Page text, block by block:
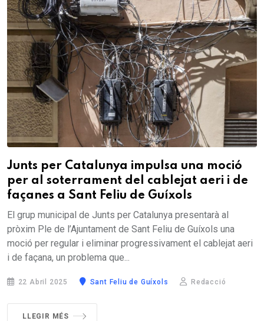
Junts per Catalunya impulsa una moció
per al soterrament del cablejat aeri i de
façanes a Sant Feliu de Guíxols
El grup municipal de Junts per Catalunya presentarà al
pròxim Ple de l’Ajuntament de Sant Feliu de Guíxols una
moció per regular i eliminar progressivament el cablejat aeri
i de façana, un problema que...
22 Abril 2025 Sant Feliu de Guíxols Redacció
LLEGIR MÉS